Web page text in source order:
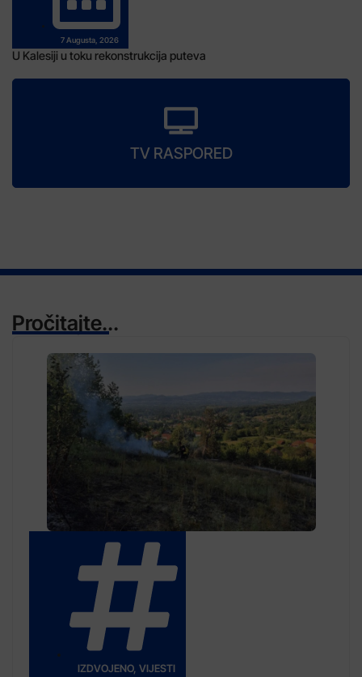
7 Augusta, 2026
U Kalesiji u toku rekonstrukcija puteva
TV RASPORED
Pročitajte...
IZDVOJENO, VIJESTI